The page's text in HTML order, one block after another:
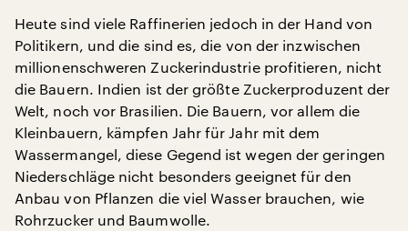
Heute sind viele Raffinerien jedoch in der Hand von
Politikern, und die sind es, die von der inzwischen
millionenschweren Zuckerindustrie profitieren, nicht
die Bauern. Indien ist der größte Zuckerproduzent der
Welt, noch vor Brasilien. Die Bauern, vor allem die
Kleinbauern, kämpfen Jahr für Jahr mit dem
Wassermangel, diese Gegend ist wegen der geringen
Niederschläge nicht besonders geeignet für den
Anbau von Pflanzen die viel Wasser brauchen, wie
Rohrzucker und Baumwolle.